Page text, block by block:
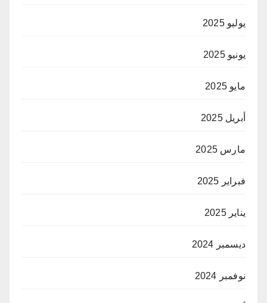
يوليو 2025
يونيو 2025
مايو 2025
أبريل 2025
مارس 2025
فبراير 2025
يناير 2025
ديسمبر 2024
نوفمبر 2024